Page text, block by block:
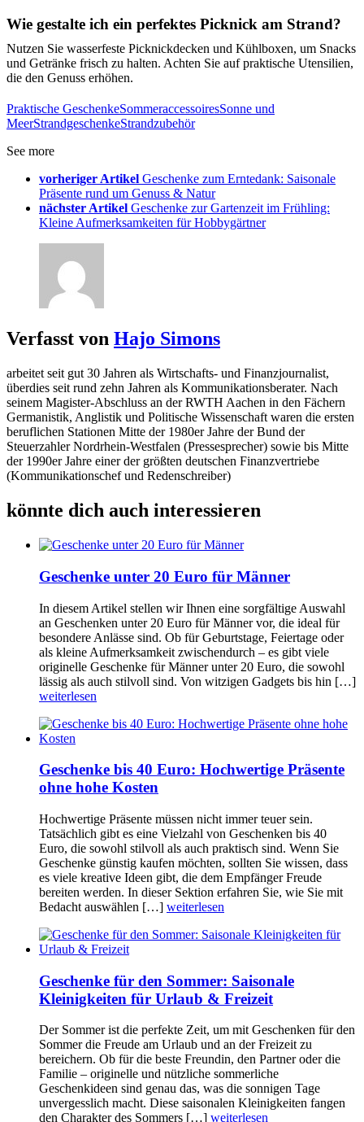
Wie gestalte ich ein perfektes Picknick am Strand?
Nutzen Sie wasserfeste Picknickdecken und Kühlboxen, um Snacks
und Getränke frisch zu halten. Achten Sie auf praktische Utensilien,
die den Genuss erhöhen.
Praktische GeschenkeSommeraccessoiresSonne und
MeerStrandgeschenkeStrandzubehör
See more
vorheriger Artikel Geschenke zum Erntedank: Saisonale
Präsente rund um Genuss & Natur
nächster Artikel Geschenke zur Gartenzeit im Frühling:
Kleine Aufmerksamkeiten für Hobbygärtner
Verfasst von Hajo Simons
arbeitet seit gut 30 Jahren als Wirtschafts- und Finanzjournalist,
überdies seit rund zehn Jahren als Kommunikationsberater. Nach
seinem Magister-Abschluss an der RWTH Aachen in den Fächern
Germanistik, Anglistik und Politische Wissenschaft waren die ersten
beruflichen Stationen Mitte der 1980er Jahre der Bund der
Steuerzahler Nordrhein-Westfalen (Pressesprecher) sowie bis Mitte
der 1990er Jahre einer der größten deutschen Finanzvertriebe
(Kommunikationschef und Redenschreiber)
könnte dich auch interessieren
Geschenke unter 20 Euro für Männer
In diesem Artikel stellen wir Ihnen eine sorgfältige Auswahl
an Geschenken unter 20 Euro für Männer vor, die ideal für
besondere Anlässe sind. Ob für Geburtstage, Feiertage oder
als kleine Aufmerksamkeit zwischendurch – es gibt viele
originelle Geschenke für Männer unter 20 Euro, die sowohl
lässig als auch stilvoll sind. Von witzigen Gadgets bis hin […]
weiterlesen
Geschenke bis 40 Euro: Hochwertige Präsente
ohne hohe Kosten
Hochwertige Präsente müssen nicht immer teuer sein.
Tatsächlich gibt es eine Vielzahl von Geschenken bis 40
Euro, die sowohl stilvoll als auch praktisch sind. Wenn Sie
Geschenke günstig kaufen möchten, sollten Sie wissen, dass
es viele kreative Ideen gibt, die dem Empfänger Freude
bereiten werden. In dieser Sektion erfahren Sie, wie Sie mit
Bedacht auswählen […] weiterlesen
Geschenke für den Sommer: Saisonale
Kleinigkeiten für Urlaub & Freizeit
Der Sommer ist die perfekte Zeit, um mit Geschenken für den
Sommer die Freude am Urlaub und an der Freizeit zu
bereichern. Ob für die beste Freundin, den Partner oder die
Familie – originelle und nützliche sommerliche
Geschenkideen sind genau das, was die sonnigen Tage
unvergesslich macht. Diese saisonalen Kleinigkeiten fangen
den Charakter des Sommers […] weiterlesen